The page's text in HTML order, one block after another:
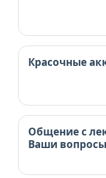
Красочные
Общение с
Ваши